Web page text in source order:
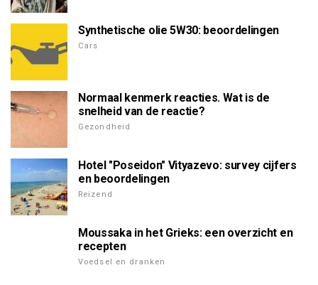
Synthetische olie 5W30: beoordelingen
Cars
Normaal kenmerk reacties. Wat is de
snelheid van de reactie?
Gezondheid
Hotel "Poseidon" Vityazevo: survey cijfers
en beoordelingen
Reizend
Moussaka in het Grieks: een overzicht en
recepten
Voedsel en dranken